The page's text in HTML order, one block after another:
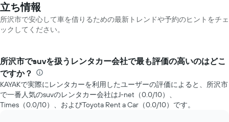
立ち情報
所沢市で安心して車を借りるための最新トレンドや予約のヒントをチェ
ックしてください。
所沢市でsuvを扱うレンタカー会社で最も評価の高いのはどこ
ですか？
KAYAKで実際にレンタカーを利用したユーザーの評価によると、所沢市
で一番人気のsuvのレンタカー会社はJ-net（0.0/10）、
Times（0.0/10）、およびToyota Rent a Car（0.0/10​）です。